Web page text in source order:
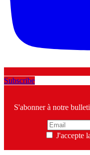
Subscribe
S'abonner à notre
J'accepte